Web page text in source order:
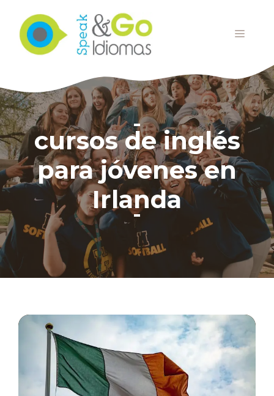
contenido
MENÚ
cursos de inglés
para jóvenes en
Irlanda